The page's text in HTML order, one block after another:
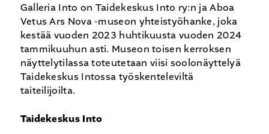
Galleria Into on Taidekeskus Into ry:n ja Aboa
Vetus Ars Nova -museon yhteistyöhanke, joka
kestää vuoden 2023 huhtikuusta vuoden 2024
tammikuuhun asti. Museon toisen kerroksen
näyttelytilassa toteutetaan viisi soolonäyttelyä
Taidekeskus Intossa työskenteleviltä
taiteilijoilta.
Taidekeskus Into